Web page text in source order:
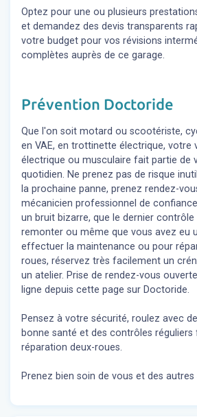
Optez pour une ou plusieurs
et demandez des devis transparents
votre budget pour vos révisions
complètes auprès de ce garage.
Prévention Doctoride
Que l'on soit motard ou scootériste,
en VAE, en trottinette électrique, votre
électrique ou musculaire fait partie de
quotidien. Ne prenez pas de risque
la prochaine panne, prenez rendez-
mécanicien professionnel de
un bruit bizarre, que le dernier
remonter ou même que vous avez eu
effectuer la maintenance ou pour
roues, réservez très facilement un
un atelier. Prise de rendez-vous
ligne depuis cette page sur Doctoride.
Pensez à votre sécurité, roulez avec
bonne santé et des contrôles
réparation deux-roues.
Prenez bien soin de vous et des